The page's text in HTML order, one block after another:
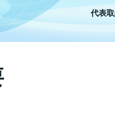
代表